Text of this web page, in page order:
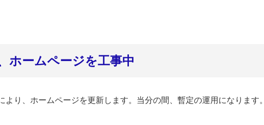
ホームページを工事中
より、ホームページを更新します。当分の間、暫定の運用になります。